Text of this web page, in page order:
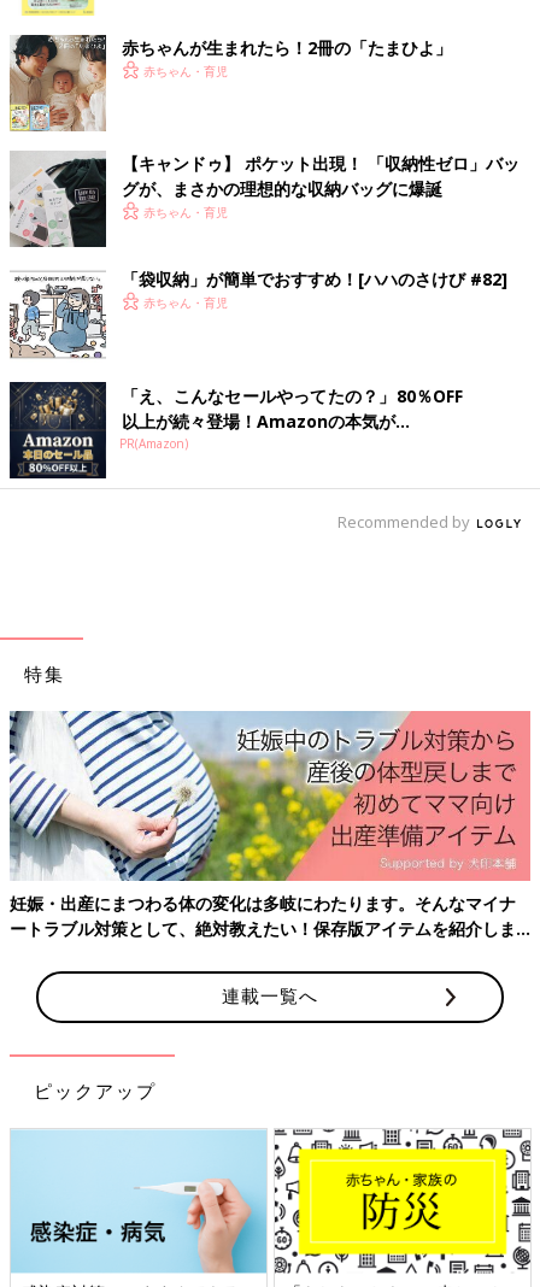
出典：Instagramアカウント「rui_life_style」
毎日使うドライヤーは、そのまましまうと場所も取るしコードを
束ねるのが面倒ですよね。かといって出しっぱなしにしておくの
も邪魔になります。そこでるいさんが購入したのが、
「マグネットドライヤーホルダー」です。洗濯機など磁石の付く
ところならどこでも設置でき、使い終わったらホルダーに差すだ
けなのでノンストレス！戻しやすい指定席を用意しておくこと
で、家族みんなが使いやすくなりますよ♪
オールニトリで洗面台下収納が完成！
出典：Instagramアカウント「kahs__home29」
観音開きタイプの洗面台下収納のポイントは「高さを活かすこ
赤ちゃんが生まれたら！2冊の「たまひよ」
赤ちゃん・育児
【キャンドゥ】 ポケット出現！ 「収納性ゼロ」バッ
グが、まさかの理想的な収納バッグに爆誕
赤ちゃん・育児
「袋収納」が簡単でおすすめ！[ハハのさけび #82]
赤ちゃん・育児
「え、こんなセールやってたの？」80％OFF
以上が続々登場！Amazonの本気が...
PR(Amazon)
Recommended by
特集
妊娠・出産にまつわる体の変化は多岐にわたります。そんなマイナ
ートラブル対策として、絶対教えたい！保存版アイテムを紹介しま
連載一覧へ
ピックアップ